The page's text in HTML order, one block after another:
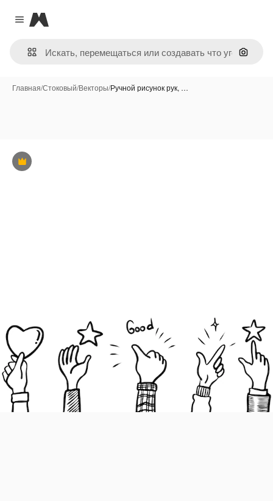
Close menu
Magnific
Поиск
Главная/Стоковый/Векторы/Ручной рисунок рук, …
Премиум